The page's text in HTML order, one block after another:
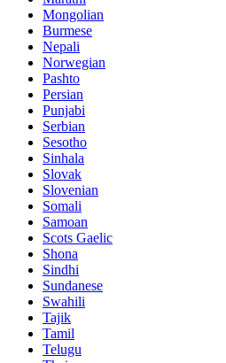
Mongolian
Burmese
Nepali
Norwegian
Pashto
Persian
Punjabi
Serbian
Sesotho
Sinhala
Slovak
Slovenian
Somali
Samoan
Scots Gaelic
Shona
Sindhi
Sundanese
Swahili
Tajik
Tamil
Telugu